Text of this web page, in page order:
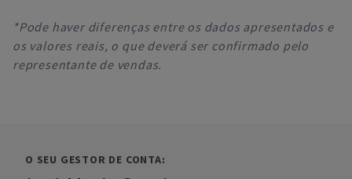
*Pode haver diferenças entre os dados apresentados e
os valores reais, o que deverá ser confirmado pelo
representante de vendas.
O SEU GESTOR DE CONTA: